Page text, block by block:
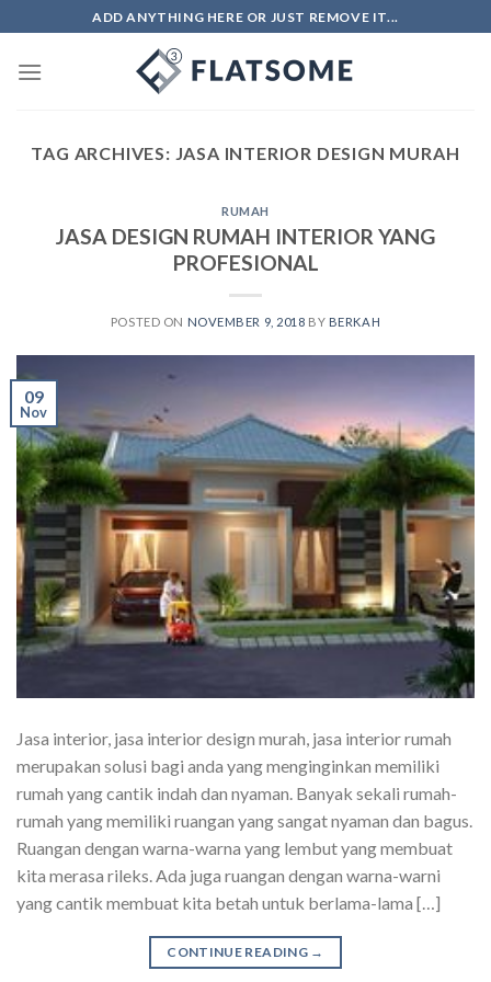
to
content
ADD ANYTHING HERE OR JUST REMOVE IT...
TAG ARCHIVES: JASA INTERIOR DESIGN MURAH
RUMAH
JASA DESIGN RUMAH INTERIOR YANG
PROFESIONAL
POSTED ON NOVEMBER 9, 2018 BY BERKAH
09
Nov
Jasa interior, jasa interior design murah, jasa interior rumah
merupakan solusi bagi anda yang menginginkan memiliki
rumah yang cantik indah dan nyaman. Banyak sekali rumah-
rumah yang memiliki ruangan yang sangat nyaman dan bagus.
Ruangan dengan warna-warna yang lembut yang membuat
kita merasa rileks. Ada juga ruangan dengan warna-warni
yang cantik membuat kita betah untuk berlama-lama […]
CONTINUE READING →